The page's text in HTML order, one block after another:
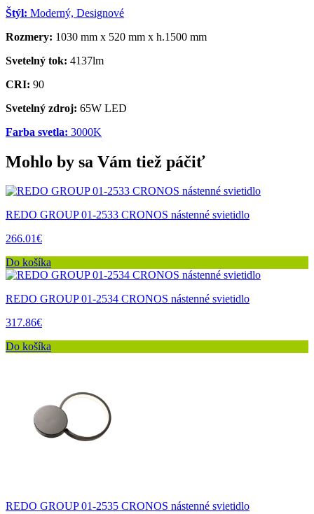
Štýl: Moderný, Designové
Rozmery: 1030 mm x 520 mm x h.1500 mm
Svetelný tok: 4137lm
CRI: 90
Svetelný zdroj: 65W LED
Farba svetla: 3000K
Mohlo by sa Vám tiež páčiť
REDO GROUP 01-2533 CRONOS nástenné svietidlo
266.01€
Do košíka
REDO GROUP 01-2534 CRONOS nástenné svietidlo
317.86€
Do košíka
REDO GROUP 01-2535 CRONOS nástenné svietidlo